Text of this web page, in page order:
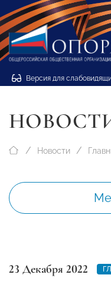
Версия для
Новости
23 Декабря 2022